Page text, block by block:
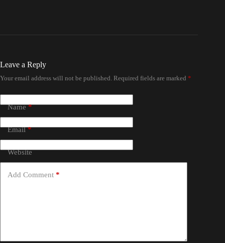
Leave a Reply
Your email address will not be published. Required fields are marked *
Name*
Email*
Website
Add Comment *